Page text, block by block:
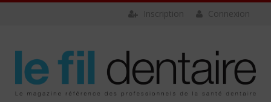
Connexion
Inscription